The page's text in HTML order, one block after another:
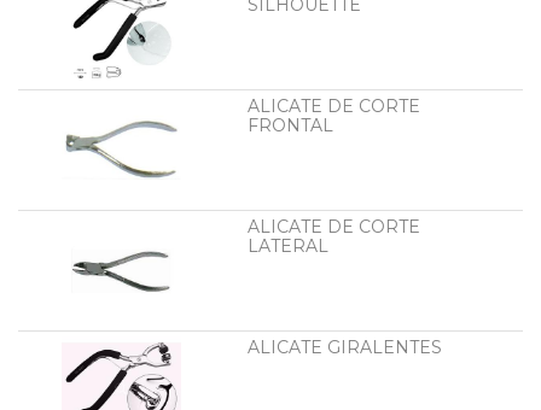
SILHOUETTE
ALICATE DE CORTE
FRONTAL
ALICATE DE CORTE
LATERAL
ALICATE GIRALENTES